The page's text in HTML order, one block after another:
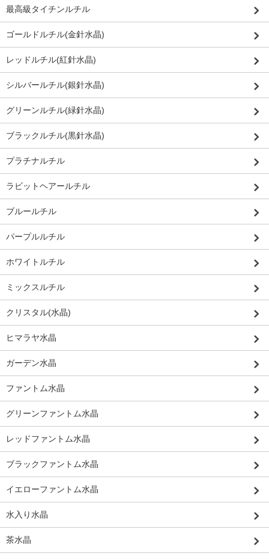
最高級タイチンルチル
ゴールドルチル(金針水晶)
レッドルチル(紅針水晶)
シルバールチル(銀針水晶)
グリーンルチル(緑針水晶)
ブラックルチル(黒針水晶)
プラチナルチル
ラビットヘアールチル
ブルールチル
パープルルチル
ホワイトルチル
ミックスルチル
クリスタル(水晶)
ヒマラヤ水晶
ガーデン水晶
ファントム水晶
グリーンファントム水晶
レッドファントム水晶
ブラックファントム水晶
イエローファントム水晶
水入り水晶
茶水晶